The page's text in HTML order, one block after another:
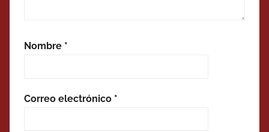
Nombre *
Correo electrónico *